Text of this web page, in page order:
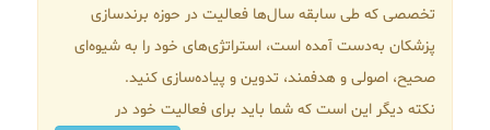
تخصصی که طی سابقه سال‌ها فعالیت در حوزه برندسازی
پزشکان به‌دست آمده است، استراتژی‌های خود را به شیوه‌ای
صحیح، اصولی و هدفمند، تدوین و پیاده‌سازی کنید.
نکته دیگر این است که شما باید برای فعالیت‌ خود در